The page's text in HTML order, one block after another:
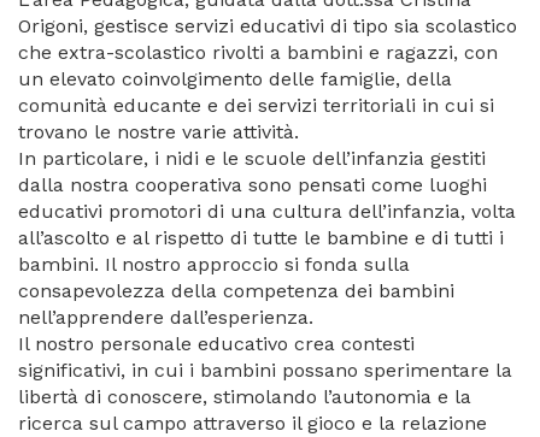
Origoni, gestisce servizi educativi di tipo sia scolastico
che extra-scolastico rivolti a bambini e ragazzi, con
un elevato coinvolgimento delle famiglie, della
comunità educante e dei servizi territoriali in cui si
trovano le nostre varie attività.
In particolare, i nidi e le scuole dell’infanzia gestiti
dalla nostra cooperativa sono pensati come luoghi
educativi promotori di una cultura dell’infanzia, volta
all’ascolto e al rispetto di tutte le bambine e di tutti i
bambini. Il nostro approccio si fonda sulla
consapevolezza della competenza dei bambini
nell’apprendere dall’esperienza.
Il nostro personale educativo crea contesti
significativi, in cui i bambini possano sperimentare la
libertà di conoscere, stimolando l’autonomia e la
ricerca sul campo attraverso il gioco e la relazione